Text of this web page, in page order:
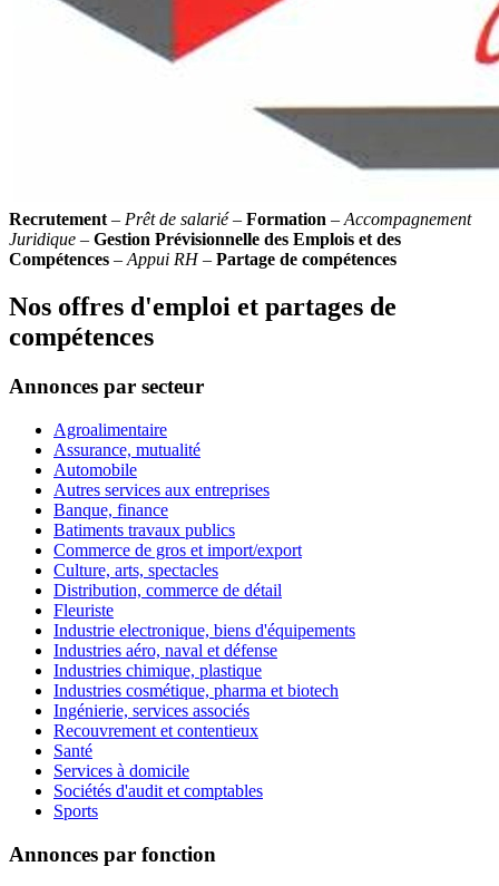
Recrutement – Prêt de salarié– Formation – Accompagnement
Juridique – Gestion Prévisionnelle des Emplois et des
Compétences – Appui RH– Partage de compétences
Nos offres d'emploi et partages de
compétences
Annonces par secteur
Agroalimentaire
Assurance, mutualité
Automobile
Autres services aux entreprises
Banque, finance
Batiments travaux publics
Commerce de gros et import/export
Culture, arts, spectacles
Distribution, commerce de détail
Fleuriste
Industrie electronique, biens d'équipements
Industries aéro, naval et défense
Industries chimique, plastique
Industries cosmétique, pharma et biotech
Ingénierie, services associés
Recouvrement et contentieux
Santé
Services à domicile
Sociétés d'audit et comptables
Sports
Annonces par fonction